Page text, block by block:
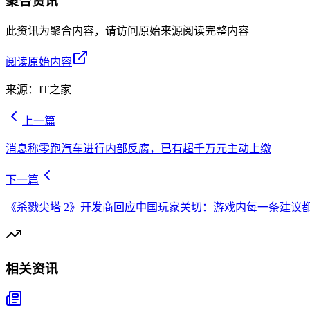
此资讯为聚合内容，请访问原始来源阅读完整内容
阅读原始内容
来源： IT之家
上一篇
消息称零跑汽车进行内部反腐，已有超千万元主动上缴
下一篇
《杀戮尖塔 2》开发商回应中国玩家关切：游戏内每一条建议
相关资讯